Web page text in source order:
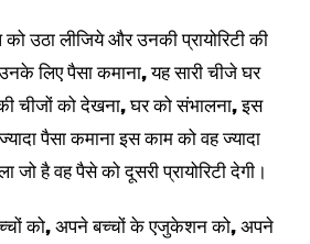
उठा लीजिये और उनकी प्रायोरिटी की
लिए पैसा कमाना, यह सारी चीजे घर
चीजों को देखना, घर को संभालना, इस
पैसा कमाना इस काम को वह ज्यादा
जो है वह पैसे को दूसरी प्रायोरिटी देगी।
को, अपने बच्चों के एजुकेशन को, अपने